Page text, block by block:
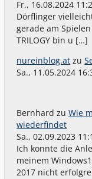
Fr., 16.08.2024
Dörflinger
gerade am Spielen
TRILOGY bin u […]
nureinblog.at zu
Sa., 11.05.2024
Bernhard zuWie
wiederfindet
Sa., 02.09.2023
Ich konnte die
meinem
2017 nicht